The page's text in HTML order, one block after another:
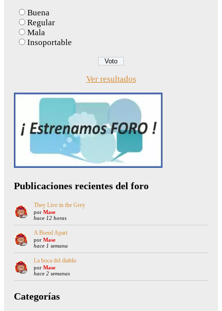
Buena
Regular
Mala
Insoportable
Ver resultados
Publicaciones recientes del foro
They Live in the Grey
por Mase
hace 12 horas
A Breed Apart
por Mase
hace 1 semana
La boca del diablo
por Mase
hace 2 semanas
Categorías